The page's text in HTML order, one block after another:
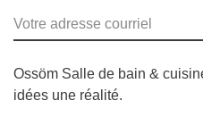
Ossöm Salle de bain &
idées une réalité.